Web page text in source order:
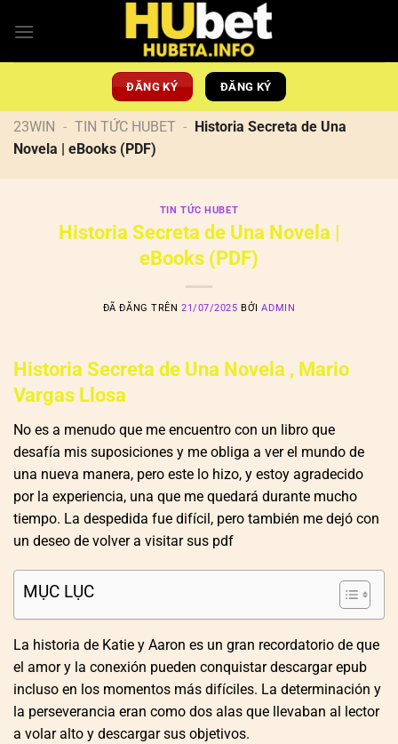
đến
ĐĂNG KÝ ĐĂNG KÝ
23WIN - TIN TỨC HUBET - Historia Secreta de Una
Novela | eBooks (PDF)
TIN TỨC HUBET
Historia Secreta de Una Novela |
eBooks (PDF)
ĐÃ ĐĂNG TRÊN21/07/2025 BỞIADMIN
Historia Secreta de Una Novela , Mario
Vargas Llosa
No es a menudo que me encuentro con un libro que
desafía mis suposiciones y me obliga a ver el mundo de
una nueva manera, pero este lo hizo, y estoy agradecido
por la experiencia, una que me quedará durante mucho
tiempo. La despedida fue difícil, pero también me dejó con
un deseo de volver a visitar sus pdf
MỤC LỤC
La historia de Katie y Aaron es un gran recordatorio de que
el amor y la conexión pueden conquistar descargar epub
incluso en los momentos más difíciles. La determinación y
la perseverancia eran como dos alas que llevaban al lector
a volar alto y descargar sus objetivos.